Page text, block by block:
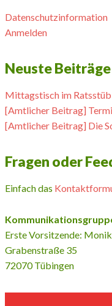
Datenschutzinformation
Anmelden
Neuste Beiträge
Mittagstisch im
[Amtlicher Beitrag]
[Amtlicher Beitrag] Die
Fragen oder
Einfach das
Erste Vorsitzende:
Grabenstraße 35
72070 Tübingen